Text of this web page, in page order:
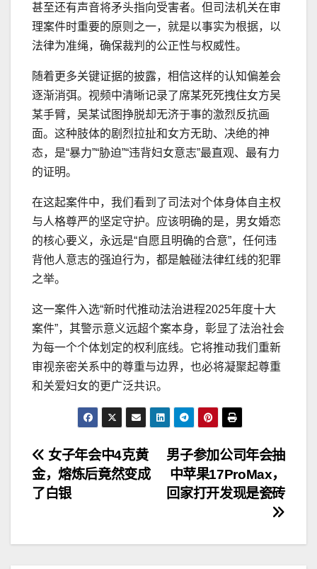
甚至还有声音将矛头指向受害者。但司法机关在审
理案件时重要的原则之一，就是以事实为根据，以
法律为准绳，确保裁判的公正性与权威性。
随着更多关键证据的披露，相信这样的认知偏差会
逐渐消弭。视频中清晰记录了席某死死拽住女方吴
某手臂，吴某试图挣脱却无济于事的激烈反抗画
面。这种肢体的剧烈拉扯和女方无助、决绝的神
态，是“暴力”“胁迫”“违背妇女意志”最直观、最有力
的证明。
在这起案件中，我们看到了司法对个体身体自主权
与人格尊严的坚定守护。应该明确的是，男女婚恋
的核心要义，永远是“自愿且明确的合意”，任何违
背他人意志的强迫行为，都是触碰法律红线的犯罪
之举。
这一案件入选“新时代推动法治进程2025年度十大
案件”，其警示意义远超个案本身，彰显了法治社会
为每一个个体划定的权利底线。它将推动我们重新
审视亲密关系中的尊重与边界，也必将凝聚起尊重
和关爱妇女的更广泛共识。
文
章
航
男子参加公司年会抽
中苹果17ProMax，
回家打开发现是瓷砖
女子年会中4克黄
金，熔炼后竟然变成
了白银